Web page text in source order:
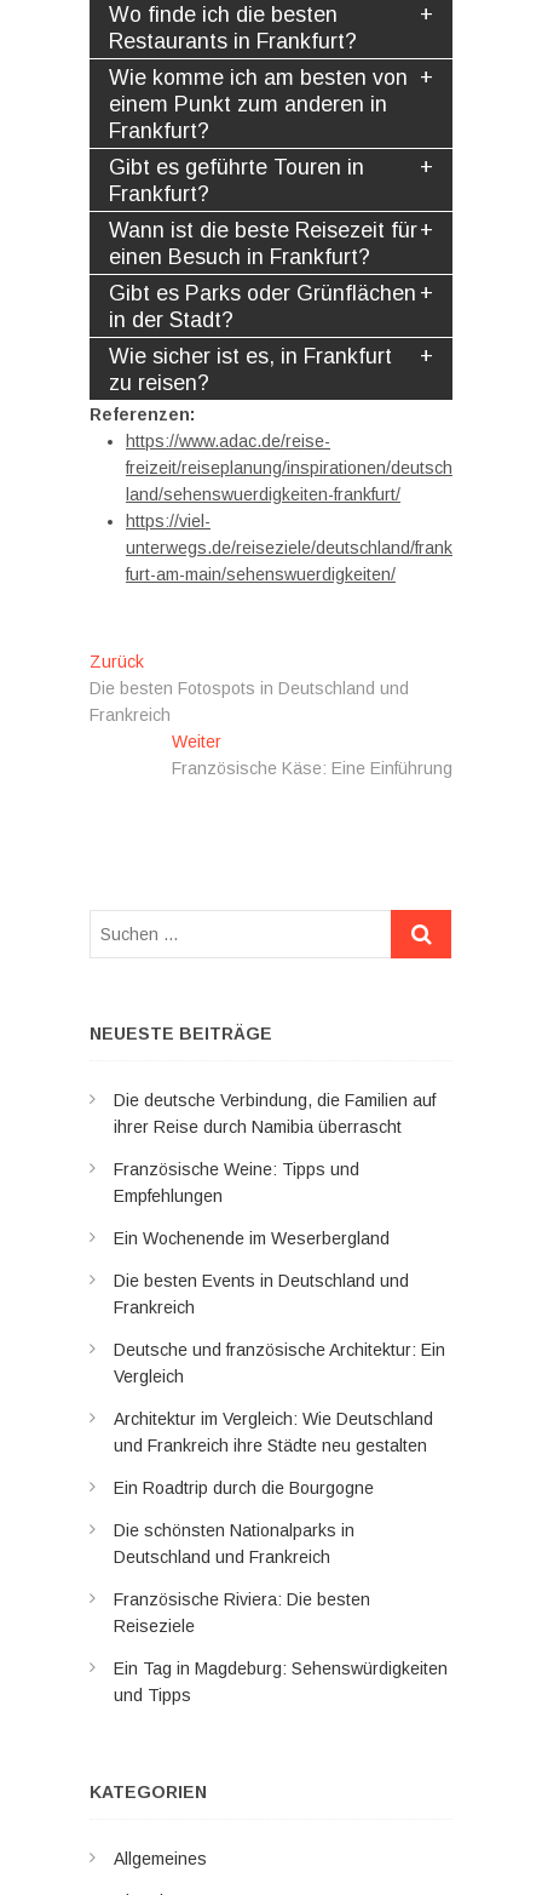
Wo finde ich die besten
Restaurants in Frankfurt?
Wie komme ich am besten von
einem Punkt zum anderen in
Frankfurt?
Gibt es geführte Touren in
Frankfurt?
Wann ist die beste Reisezeit für
einen Besuch in Frankfurt?
Gibt es Parks oder Grünflächen
in der Stadt?
Wie sicher ist es, in Frankfurt
zu reisen?
Referenzen:
https://www.adac.de/reise-
freizeit/reiseplanung/inspirationen/deutsch
land/sehenswuerdigkeiten-frankfurt/
https://viel-
unterwegs.de/reiseziele/deutschland/frank
furt-am-main/sehenswuerdigkeiten/
Beitragsnavigation
ZurückVorheriger
Beitrag:
Die besten Fotospots in Deutschland und
Frankreich
WeiterNächster
Beitrag:
Französische Käse: Eine Einführung
Suchen
NEUESTE BEITRÄGE
Die deutsche Verbindung, die Familien auf
ihrer Reise durch Namibia überrascht
Französische Weine: Tipps und
Empfehlungen
Ein Wochenende im Weserbergland
Die besten Events in Deutschland und
Frankreich
Deutsche und französische Architektur: Ein
Vergleich
Architektur im Vergleich: Wie Deutschland
und Frankreich ihre Städte neu gestalten
Ein Roadtrip durch die Bourgogne
Die schönsten Nationalparks in
Deutschland und Frankreich
Französische Riviera: Die besten
Reiseziele
Ein Tag in Magdeburg: Sehenswürdigkeiten
und Tipps
KATEGORIEN
Allgemeines